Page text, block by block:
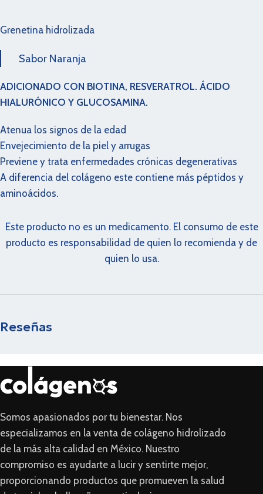
Grenetina hidrolizada
Sabor Naranja
ADICIONADO CON BIOTINA, RESVERATROL. ÁCIDO
HIALURÓNICO Y GLUCOSAMINA.
Atenua los signos de la edad
Envejecimiento de la piel y arrugas
Previene y trata enfermedades crónicas degenerativas
A diferencia del colágeno este contiene más péptidos y
aminoácidos.
Este producto no es un medicamento. El consumo de este
producto es responsabilidad de quien lo recomienda y de
quien lo usa.
Reseñas
Somos apasionados por tu bienestar. Nos
especializamos en la venta de colágeno hidrolizado
de la más alta calidad en México. Nuestro
compromiso es ayudarte a lucir y sentirte mejor,
proporcionando productos que promueven la salud